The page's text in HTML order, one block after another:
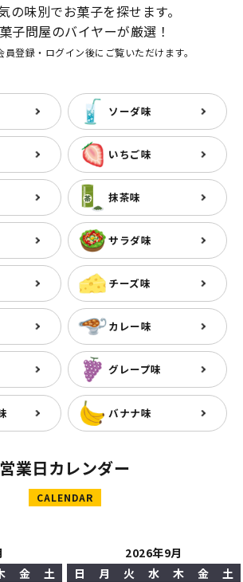
の味別でお菓子を探せます。
子問屋のバイヤーが厳選！
登録・ログイン後にご覧いただけます。
ソーダ味
いちご味
抹茶味
サラダ味
チーズ味
カレー味
グレープ味
バナナ味
営業日カレンダー
CALENDAR
金 土
2026年9月
日
月 火 水 木 金 土